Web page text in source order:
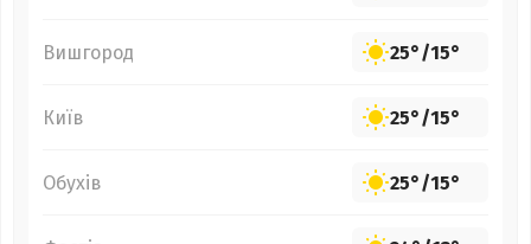
Вишгород 25°/15°
Київ 25°/15°
Обухів 25°/15°